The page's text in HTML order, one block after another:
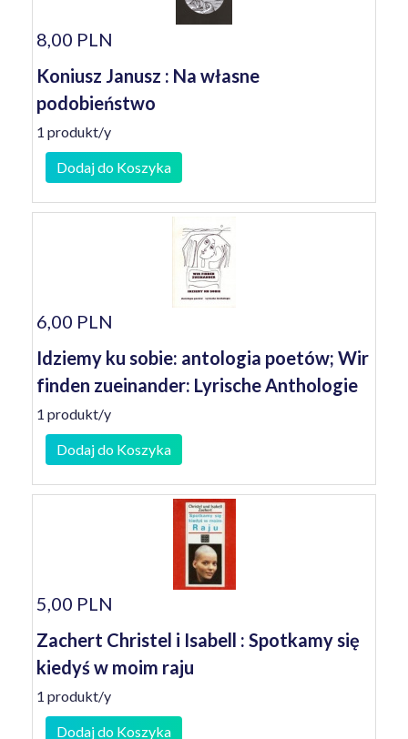
8,00 PLN
Koniusz Janusz : Na własne
podobieństwo
1 produkt/y
Dodaj do Koszyka
6,00 PLN
Idziemy ku sobie: antologia poetów; Wir
finden zueinander: Lyrische Anthologie
1 produkt/y
Dodaj do Koszyka
5,00 PLN
Zachert Christel i Isabell : Spotkamy się
kiedyś w moim raju
1 produkt/y
Dodaj do Koszyka